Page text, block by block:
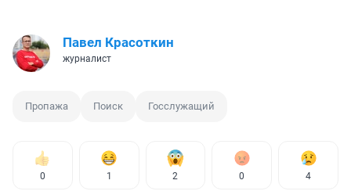
Павел Красоткин
журналист
Пропажа Поиск Госслужащий
0 1 2 0 4